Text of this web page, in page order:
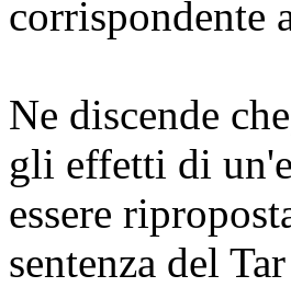
corrispondente
Ne discende
gli effetti di
essere
sentenza del